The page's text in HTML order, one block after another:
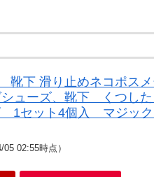
下 滑り止めネコポスメ
シューズ、靴下 くつ
1セット4個入 マジック
02:55時点）